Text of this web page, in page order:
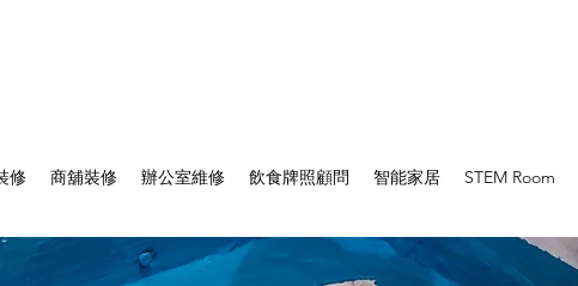
修 商舖裝修 辦公室維修 飲食牌照顧問 智能家居 STEM Room